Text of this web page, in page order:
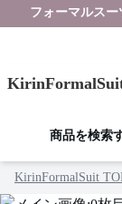
フォーマルス
商品を検索
KirinFormalSuit